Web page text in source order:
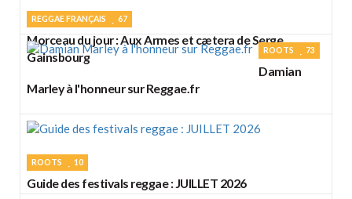
REGGAE FRANÇAIS 67
Morceau du jour : Aux Armes et cætera de Serge
Gainsbourg
ROOTS 73
Damian
Marley à l'honneur sur Reggae.fr
ROOTS 10
Guide des festivals reggae : JUILLET 2026